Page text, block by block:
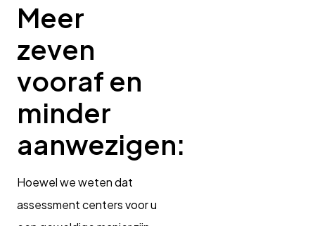
Meer
zeven
vooraf en
minder
aanwezigen:
Hoewel we weten dat
assessment centers voor u